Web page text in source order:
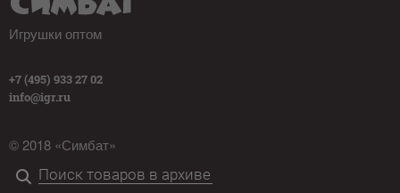
Игрушки оптом
+7 (495) 933 27 02
info@igr.ru
© 2018 «Симбат»